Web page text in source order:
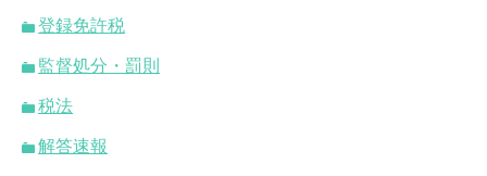
登録免許税
監督処分・罰則
税法
解答速報